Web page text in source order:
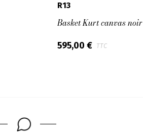
R13
Basket Kurt canvas noir
595,00 € TTC